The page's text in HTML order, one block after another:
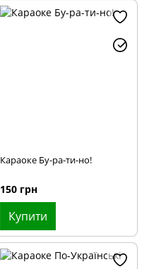
Караоке Бу-ра-ти-но!
150 грн
Купити